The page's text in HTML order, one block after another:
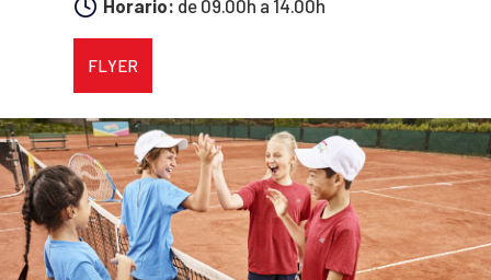
Horario: de 09.00h a 14.00h
FLYER